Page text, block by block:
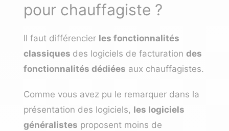
pour chauffagiste ?
Il faut différencier les fonctionnalités
classiques des logiciels de facturation des
fonctionnalités dédiées aux chauffagistes.
Comme vous avez pu le remarquer dans la
présentation des logiciels, les logiciels
généralistes proposent moins de